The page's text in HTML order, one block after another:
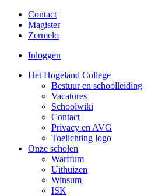
Contact
Magister
Zermelo
Inloggen
Het Hogeland College
Bestuur en schoolleiding
Vacatures
Schoolwiki
Contact
Privacy en AVG
Toelichting logo
Onze scholen
Warffum
Uithuizen
Winsum
ISK